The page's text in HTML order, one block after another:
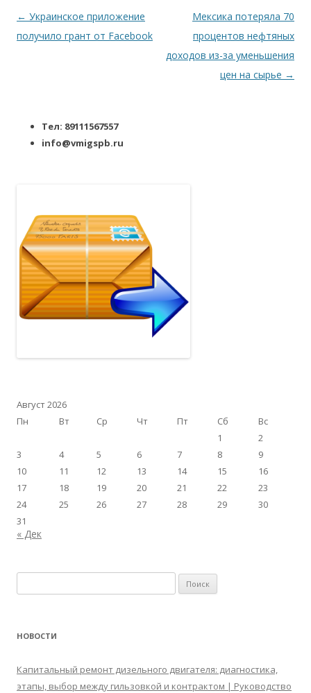
Навигация по записям
← Украинское приложение
получило грант от Facebook
Мексика потеряла 70
процентов нефтяных
доходов из-за уменьшения
цен на сырье →
Тел: 89111567557
info@vmigspb.ru
Август 2026
Пн
Вт Ср Чт Пт Сб
Вс
1
2
3
4 5 6 7 8
9
10
11 12 13 14 15
16
17
18 19 20 21 22
23
24
25 26 27 28 29
30
31
« Дек
НОВОСТИ
Капитальный ремонт дизельного двигателя: диагностика,
этапы, выбор между гильзовкой и контрактом | Руководство